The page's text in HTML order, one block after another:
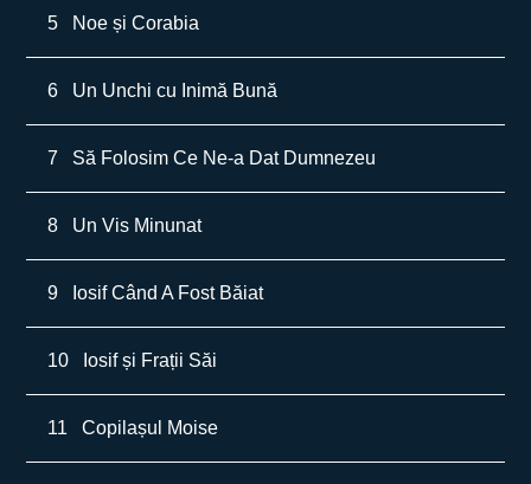
5 Noe și Corabia
6 Un Unchi cu Inimă Bună
7 Să Folosim Ce Ne-a Dat Dumnezeu
8 Un Vis Minunat
9 Iosif Când A Fost Băiat
10 Iosif și Frații Săi
11 Copilașul Moise